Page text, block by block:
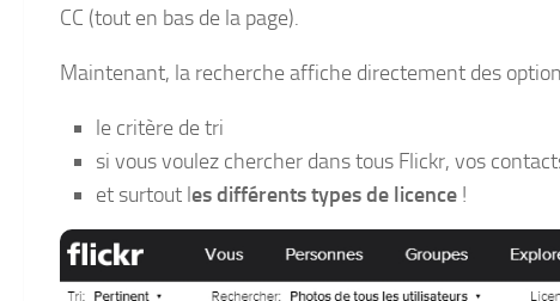
CC (tout en bas de la page).
Maintenant, la recherche affiche directement des
le critère de tri
si vous voulez chercher dans tous Flickr, vos
et surtout les différents types de licence !